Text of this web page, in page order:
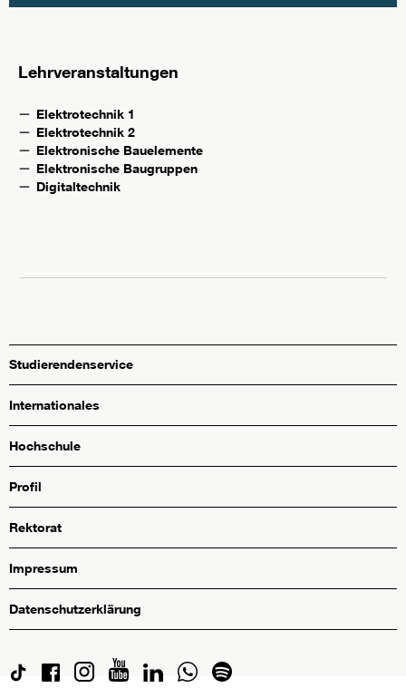
Lehrveranstaltungen
Elektrotechnik 1
Elektrotechnik 2
Elektronische Bauelemente
Elektronische Baugruppen
Digitaltechnik
Studierendenservice
Internationales
Hochschule
Profil
Rektorat
Impressum
Datenschutzerklärung